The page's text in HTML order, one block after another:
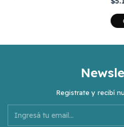
Registrate y recibí